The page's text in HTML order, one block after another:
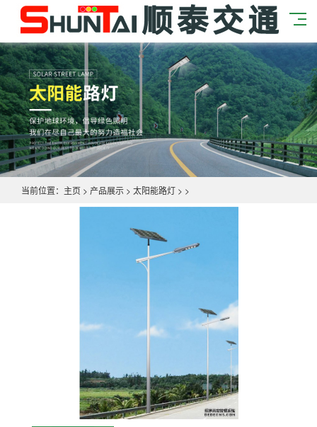
当前位置： 主页 > 产品展示 > 太阳能路灯 > >